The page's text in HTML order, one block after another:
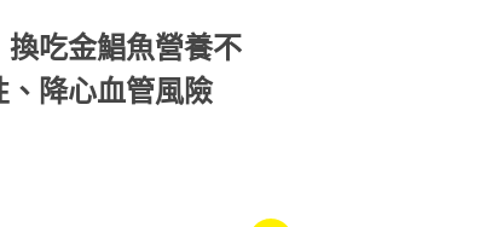
吃金鯧魚營養不
降心血管風險